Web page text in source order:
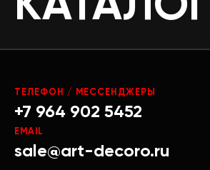
ТЕЛЕФОН / МЕССЕНДЖЕРЫ
+7 964 902 5452
EMAIL
sale@art-decoro.ru